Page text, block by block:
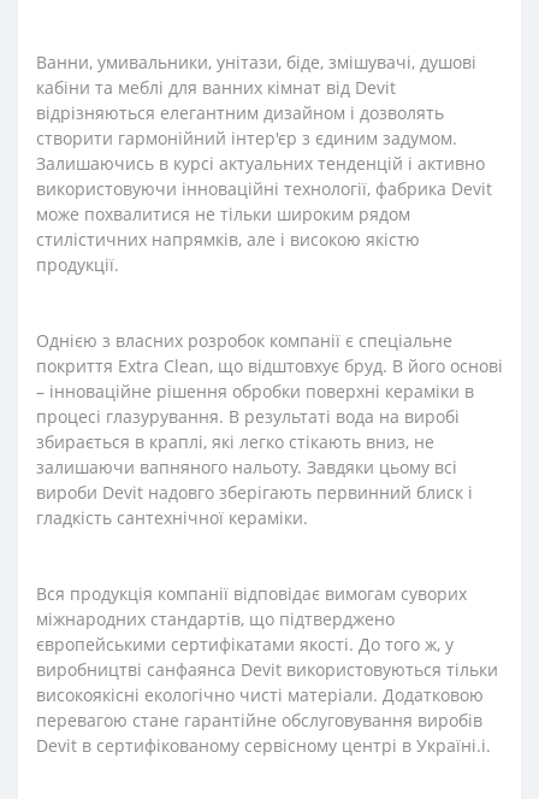
Ванни, умивальники, унітази, біде, змішувачі, душові
кабіни та меблі для ванних кімнат від Devit
відрізняються елегантним дизайном і дозволять
створити гармонійний інтер'єр з єдиним задумом.
Залишаючись в курсі актуальних тенденцій і активно
використовуючи інноваційні технології, фабрика Devit
може похвалитися не тільки широким рядом
стилістичних напрямків, але і високою якістю
продукції.
Однією з власних розробок компанії є спеціальне
покриття Extra Clean, що відштовхує бруд. В його основі
– інноваційне рішення обробки поверхні кераміки в
процесі глазурування. В результаті вода на виробі
збирається в краплі, які легко стікають вниз, не
залишаючи вапняного нальоту. Завдяки цьому всі
вироби Devit надовго зберігають первинний блиск і
гладкість сантехнічної кераміки.
Вся продукція компанії відповідає вимогам суворих
міжнародних стандартів, що підтверджено
європейськими сертифікатами якості. До того ж, у
виробництві санфаянса Devit використовуються тільки
високоякісні екологічно чисті матеріали. Додатковою
перевагою стане гарантійне обслуговування виробів
Devit в сертифікованому сервісному центрі в Україні.і.